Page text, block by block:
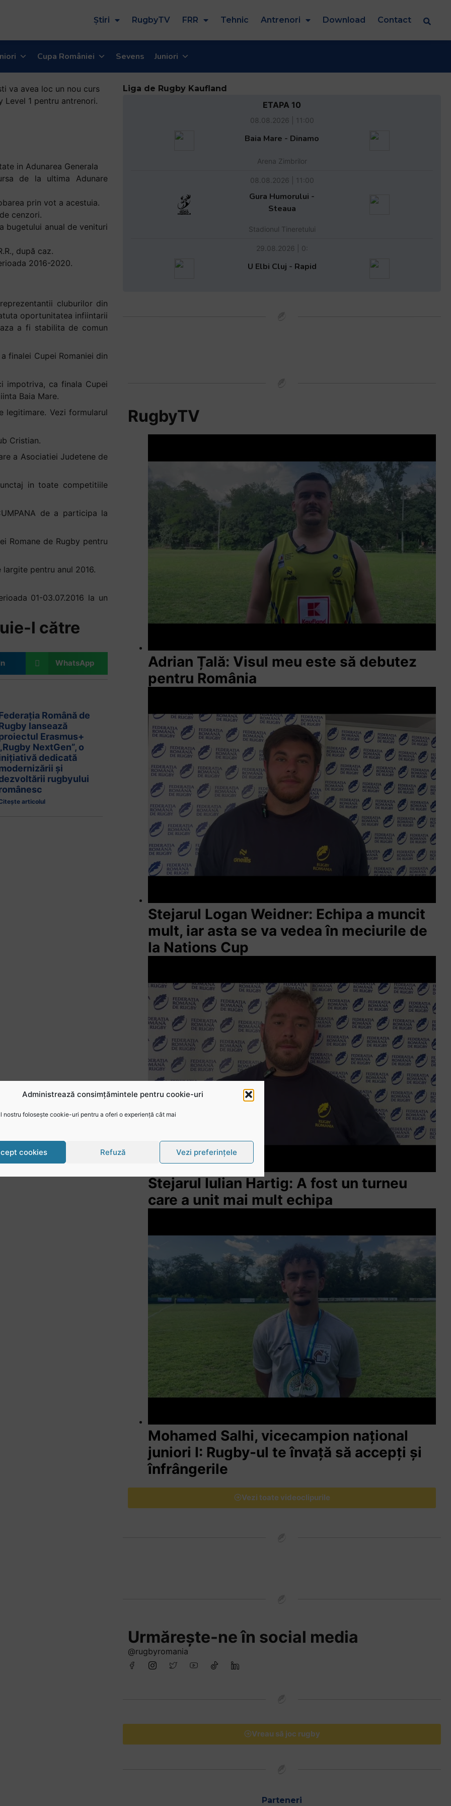
Administrează consimțămintele pentru cookie-uri
nostru folosește cookie-uri pentru a oferi o experiență cât mai
cookies Refuză Vezi preferințele
Știri RugbyTV FRR Tehnic Antrenori Download Contact
Cupa României Sevens Juniori
in Adunarea Generala
de la ultima Adunare
prin vot a acestuia.
cenzori.
bugetului anual de venituri
după caz.
2016-2020.
cluburilor din
oportunitatea infiintarii
a fi stabilita de comun
finalei Cupei Romaniei din
impotriva, ca finala Cupei
Baia Mare.
legitimare. Vezi formularul
Cristian.
a Asociatiei Judetene de
in toate competitiile
de a participa la
Romane de Rugby pentru
pentru anul 2016.
01-03.07.2016 la un
l către
WhatsApp
Română de
lansează
Erasmus+
NextGen”, o
dedicată
și
rugbyului
articolul
Liga de Rugby Kaufland
ETAPA 10
08.08.2026 | 11:00
Baia Mare - Dinamo
Arena Zimbrilor
08.08.2026 | 11:00
Gura Humorului -
Steaua
Stadionul Tineretului
29.08.2026 | 0:
U Elbi Cluj - Rapid
RugbyTV
Adrian Țală: Visul meu este să debutez
pentru România
Stejarul Logan Weidner: Echipa a muncit
mult, iar asta se va vedea în meciurile de
la Nations Cup
Stejarul Iulian Hartig: A fost un turneu
care a unit mai mult echipa
Mohamed Salhi, vicecampion național
juniori I: Rugby-ul te învață să accepți și
înfrângerile
Vezi toate videoclipurile
Urmărește-ne în social media
@rugbyromania
Vreau să joc rugby
Parteneri